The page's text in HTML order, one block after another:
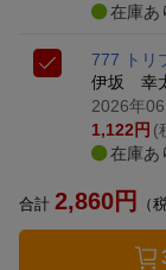
在庫あ
777 トリ
伊坂 幸
2026年
1,122 円 (
在庫あ
合計 2,860円 （